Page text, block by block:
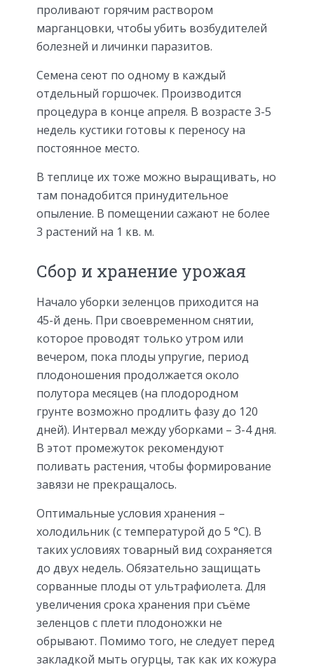
проливают горячим раствором
марганцовки, чтобы убить возбудителей
болезней и личинки паразитов.
Семена сеют по одному в каждый
отдельный горшочек. Производится
процедура в конце апреля. В возрасте 3-5
недель кустики готовы к переносу на
постоянное место.
В теплице их тоже можно выращивать, но
там понадобится принудительное
опыление. В помещении сажают не более
3 растений на 1 кв. м.
Сбор и хранение урожая
Начало уборки зеленцов приходится на
45-й день. При своевременном снятии,
которое проводят только утром или
вечером, пока плоды упругие, период
плодоношения продолжается около
полутора месяцев (на плодородном
грунте возможно продлить фазу до 120
дней). Интервал между уборками – 3-4 дня.
В этот промежуток рекомендуют
поливать растения, чтобы формирование
завязи не прекращалось.
Оптимальные условия хранения –
холодильник (с температурой до 5 °C). В
таких условиях товарный вид сохраняется
до двух недель. Обязательно защищать
сорванные плоды от ультрафиолета. Для
увеличения срока хранения при съёме
зеленцов с плети плодоножки не
обрывают. Помимо того, не следует перед
закладкой мыть огурцы, так как их кожура